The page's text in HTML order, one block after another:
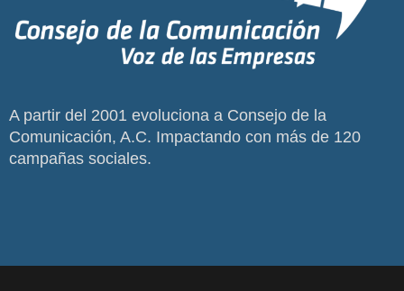
A partir del 2001 evoluciona a Consejo de la
Comunicación, A.C. Impactando con más de 120
campañas sociales.